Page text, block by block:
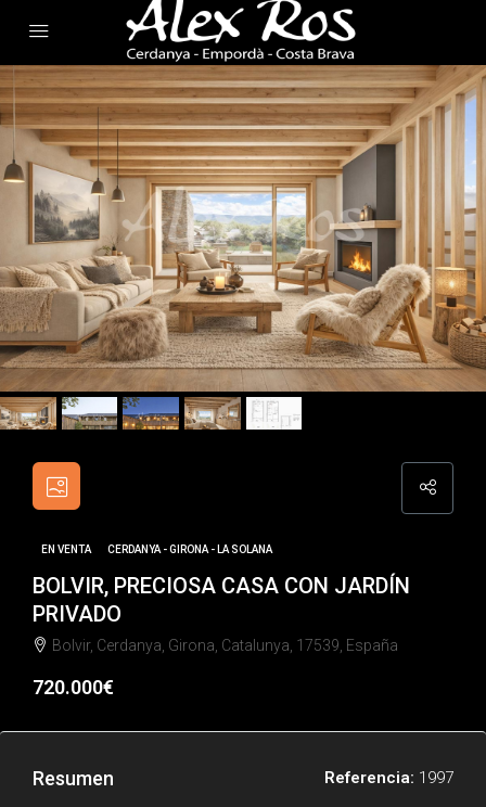
EN VENTA CERDANYA - GIRONA - LA SOLANA
BOLVIR, PRECIOSA CASA CON JARDÍN
PRIVADO
Bolvir, Cerdanya, Girona, Catalunya, 17539, España
720.000€
Resumen Referencia: 1997